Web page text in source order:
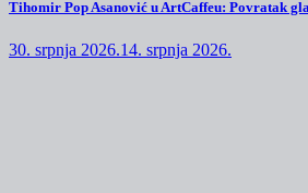
Tihomir Pop Asanović u ArtCaffeu: Povratak
30. srpnja 2026.14. srpnja 2026.